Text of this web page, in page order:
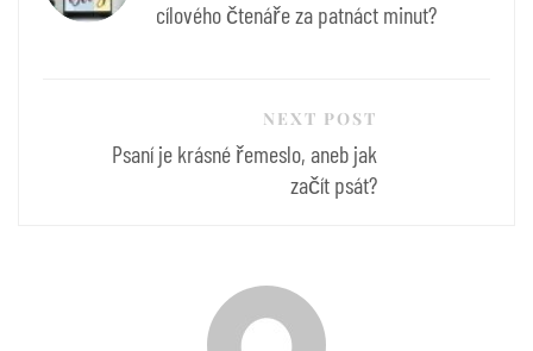
příspěvek
cílového čtenáře za patnáct minut?
NEXT POST
Psaní je krásné řemeslo, aneb jak
začít psát?